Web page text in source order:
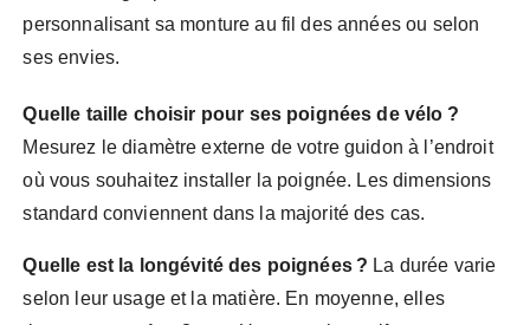
personnalisant sa monture au fil des années ou selon
ses envies.
Quelle taille choisir pour ses poignées de vélo ?
Mesurez le diamètre externe de votre guidon à l’endroit
où vous souhaitez installer la poignée. Les dimensions
standard conviennent dans la majorité des cas.
Quelle est la longévité des poignées ? La durée varie
selon leur usage et la matière. En moyenne, elles